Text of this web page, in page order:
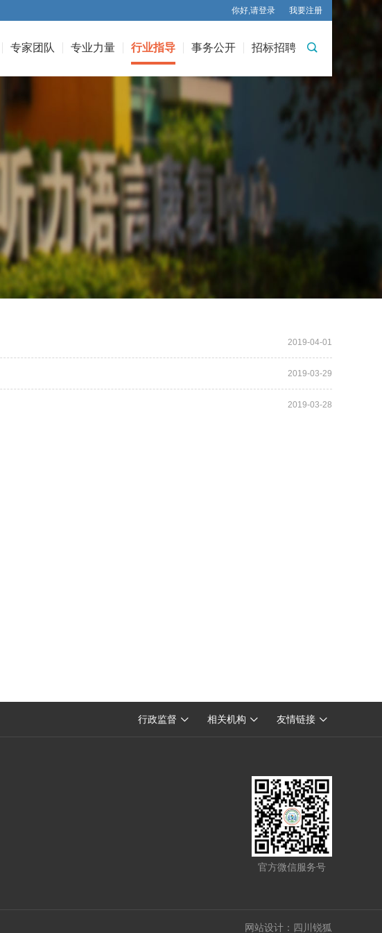
专家团队 专业力量 行业指导 事务公开 招标招聘 
你好,请登录 我要注册
2019-04-01
2019-03-29
2019-03-28
行政监督  相关机构  友情链接 
四川省八一康复中心
官方微信服务号
四川锐狐
网站设计：